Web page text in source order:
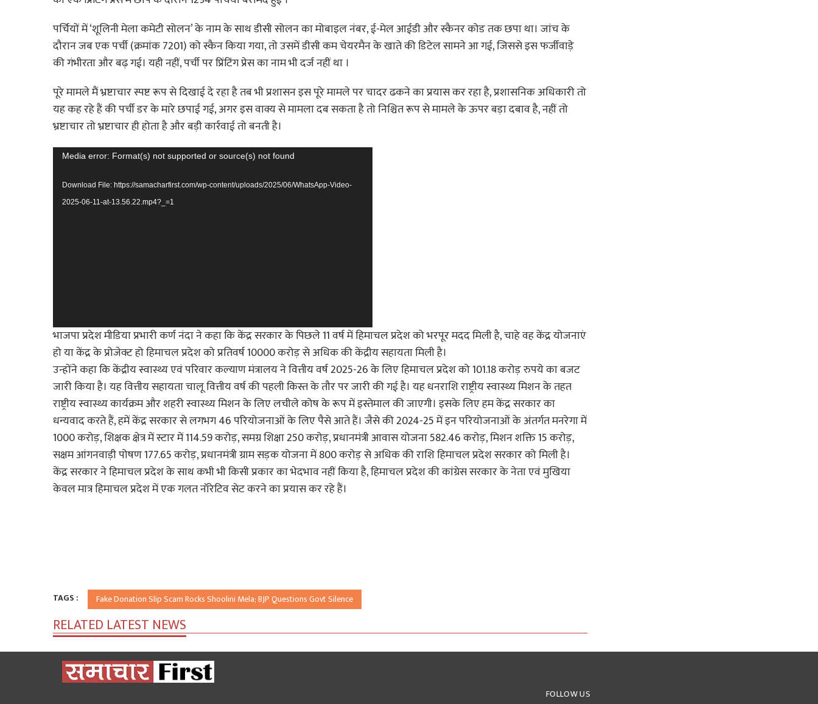
पर्चियों में ‘शूलिनी मेला कमेटी सोलन’ के नाम के साथ डीसी सोलन का मोबाइल नंबर, ई-मेल आईडी और स्कैनर कोड तक छपा था। जांच के
दौरान जब एक पर्ची (क्रमांक 7201) को स्कैन किया गया, तो उसमें डीसी कम चेयरमैन के खाते की डिटेल सामने आ गई, जिससे इस फर्जीवाड़े
की गंभीरता और बढ़ गई। यही नहीं, पर्ची पर प्रिंटिंग प्रेस का नाम भी दर्ज नहीं था ।
पूरे मामले मैं भ्रष्टाचार स्पष्ट रूप से दिखाई दे रहा है तब भी प्रशासन इस पूरे मामले पर चादर ढकने का प्रयास कर रहा है, प्रशासनिक अधिकारी तो
यह कह रहे हैं की पर्ची डर के मारे छपाई गई, अगर इस वाक्य से मामला दब सकता है तो निश्चित रूप से मामले के ऊपर बड़ा दबाव है, नहीं तो
भ्रष्टाचार तो भ्रष्टाचार ही होता है और बड़ी कार्रवाई तो बनती है।
Video
Media error: Format(s) not supported or source(s) not found
Download File: https://samacharfirst.com/wp-content/uploads/2025/06/WhatsApp-Video-
2025-06-11-at-13.56.22.mp4?_=1
भाजपा प्रदेश मीडिया प्रभारी कर्ण नंदा ने कहा कि केंद्र सरकार के पिछले 11 वर्ष में हिमाचल प्रदेश को भरपूर मदद मिली है, चाहे वह केंद्र योजनाएं
हो या केंद्र के प्रोजेक्ट हो हिमाचल प्रदेश को प्रतिवर्ष 10000 करोड़ से अधिक की केंद्रीय सहायता मिली है।
उन्होंने कहा कि केंद्रीय स्वास्थ्य एवं परिवार कल्याण मंत्रालय ने वित्तीय वर्ष 2025-26 के लिए हिमाचल प्रदेश को 101.18 करोड़ रुपये का बजट
जारी किया है। यह वित्तीय सहायता चालू वित्तीय वर्ष की पहली किस्त के तौर पर जारी की गई है। यह धनराशि राष्ट्रीय स्वास्थ्य मिशन के तहत
राष्ट्रीय स्वास्थ्य कार्यक्रम और शहरी स्वास्थ्य मिशन के लिए लचीले कोष के रूप में इस्तेमाल की जाएगी। इसके लिए हम केंद्र सरकार का
धन्यवाद करते हैं, हमें केंद्र सरकार से लगभग 46 परियोजनाओं के लिए पैसे आते हैं। जैसे की 2024-25 में इन परियोजनाओं के अंतर्गत मनरेगा में
1000 करोड़, शिक्षक क्षेत्र में स्टार में 114.59 करोड़, समग्र शिक्षा 250 करोड़, प्रधानमंत्री आवास योजना 582.46 करोड़, मिशन शक्ति 15 करोड़,
सक्षम आंगनवाड़ी पोषण 177.65 करोड़, प्रधानमंत्री ग्राम सड़क योजना में 800 करोड़ से अधिक की राशि हिमाचल प्रदेश सरकार को मिली है।
केंद्र सरकार ने हिमाचल प्रदेश के साथ कभी भी किसी प्रकार का भेदभाव नहीं किया है, हिमाचल प्रदेश की कांग्रेस सरकार के नेता एवं मुखिया
केवल मात्र हिमाचल प्रदेश में एक गलत नॉरेटिव सेट करने का प्रयास कर रहे हैं।
TAGS : Fake Donation Slip Scam Rocks Shoolini Mela; BJP Questions Govt Silence
RELATED LATEST NEWS
FOLLOW US